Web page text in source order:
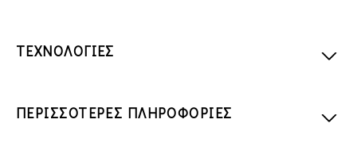
ΤΕΧΝΟΛΟΓΙΕΣ
ΠΕΡΙΣΣΟΤΕΡΕΣ ΠΛΗΡΟΦΟΡΙΕΣ